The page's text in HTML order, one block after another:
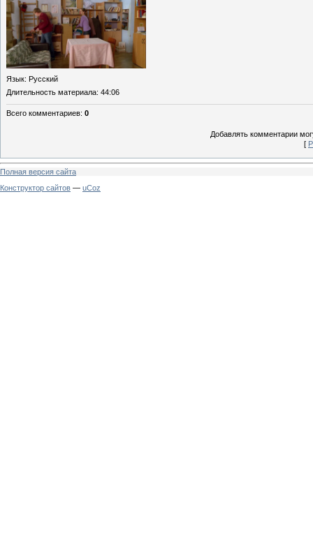
Язык: Русский
Длительность материала: 44:06
Всего комментариев: 0
Добавлять комментарии
[
Полная версия сайта
Конструктор сайтов — uCoz